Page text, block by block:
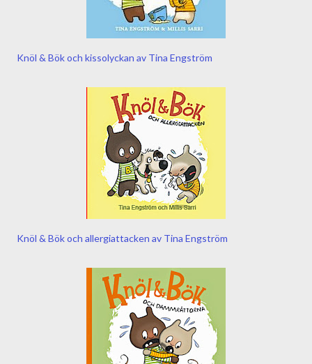
Knöl & Bök och kissolyckan av Tina Engström
Knöl & Bök och allergiattacken av Tina Engström